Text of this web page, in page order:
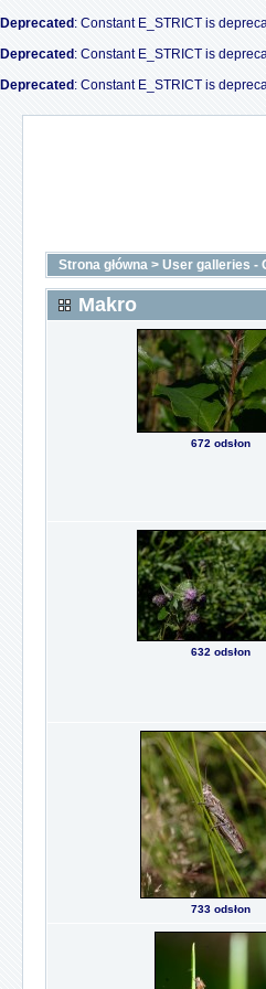
Deprecated : Constant E_STRICT is
Deprecated : Constant E_STRICT is
Deprecated : Constant E_STRICT is
Strona główna > User galleries -
Makro
672 odsłon
632 odsłon
733 odsłon